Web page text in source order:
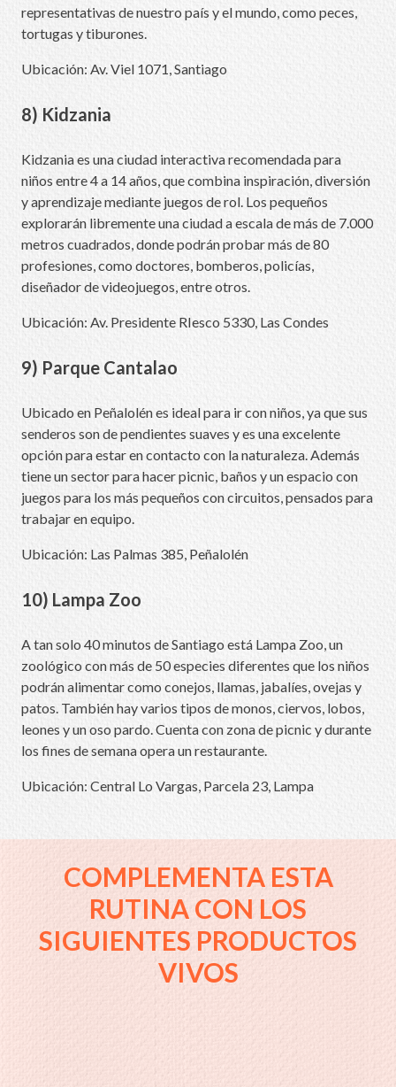
representativas de nuestro país y el mundo, como peces,
tortugas y tiburones.
Ubicación: Av. Viel 1071, Santiago
8) Kidzania
Kidzania es una ciudad interactiva recomendada para
niños entre 4 a 14 años, que combina inspiración, diversión
y aprendizaje mediante juegos de rol. Los pequeños
explorarán libremente una ciudad a escala de más de 7.000
metros cuadrados, donde podrán probar más de 80
profesiones, como doctores, bomberos, policías,
diseñador de videojuegos, entre otros.
Ubicación: Av. Presidente RIesco 5330, Las Condes
9) Parque Cantalao
Ubicado en Peñalolén es ideal para ir con niños, ya que sus
senderos son de pendientes suaves y es una excelente
opción para estar en contacto con la naturaleza. Además
tiene un sector para hacer picnic, baños y un espacio con
juegos para los más pequeños con circuitos, pensados para
trabajar en equipo.
Ubicación: Las Palmas 385, Peñalolén
10) Lampa Zoo
A tan solo 40 minutos de Santiago está Lampa Zoo, un
zoológico con más de 50 especies diferentes que los niños
podrán alimentar como conejos, llamas, jabalíes, ovejas y
patos. También hay varios tipos de monos, ciervos, lobos,
leones y un oso pardo. Cuenta con zona de picnic y durante
los fines de semana opera un restaurante.
Ubicación: Central Lo Vargas, Parcela 23, Lampa
COMPLEMENTA ESTA
RUTINA CON LOS
SIGUIENTES PRODUCTOS
VIVOS